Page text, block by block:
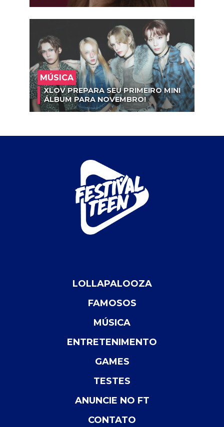
MÚSICA
XLOV PREPARA SEU PRIMEIRO MINI
ÁLBUM PARA NOVEMBRO!
LOLLAPALOOZA
FAMOSOS
MÚSICA
ENTRETENIMENTO
GAMES
TESTES
ANUNCIE NO FT
CONTATO